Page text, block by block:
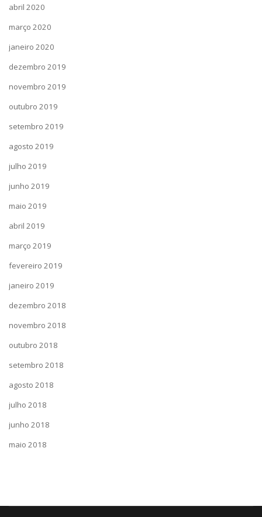
abril 2020
março 2020
janeiro 2020
dezembro 2019
novembro 2019
outubro 2019
setembro 2019
agosto 2019
julho 2019
junho 2019
maio 2019
abril 2019
março 2019
fevereiro 2019
janeiro 2019
dezembro 2018
novembro 2018
outubro 2018
setembro 2018
agosto 2018
julho 2018
junho 2018
maio 2018